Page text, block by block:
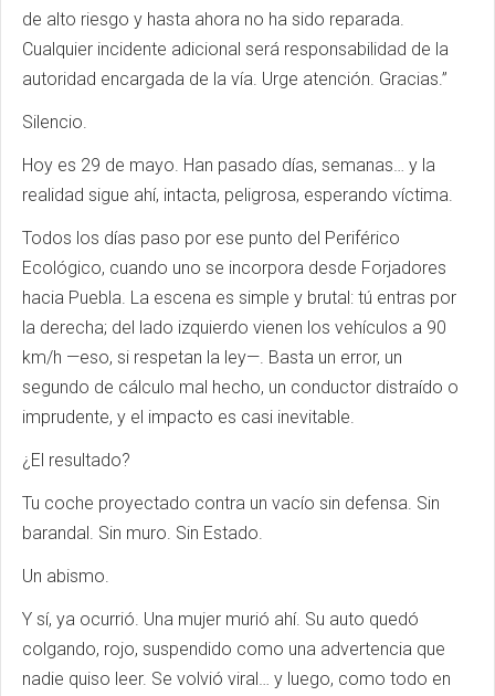
de alto riesgo y hasta ahora no ha sido reparada.
Cualquier incidente adicional será responsabilidad de la
autoridad encargada de la vía. Urge atención. Gracias.”
Silencio.
Hoy es 29 de mayo. Han pasado días, semanas… y la
realidad sigue ahí, intacta, peligrosa, esperando víctima.
Todos los días paso por ese punto del Periférico
Ecológico, cuando uno se incorpora desde Forjadores
hacia Puebla. La escena es simple y brutal: tú entras por
la derecha; del lado izquierdo vienen los vehículos a 90
km/h —eso, si respetan la ley—. Basta un error, un
segundo de cálculo mal hecho, un conductor distraído o
imprudente, y el impacto es casi inevitable.
¿El resultado?
Tu coche proyectado contra un vacío sin defensa. Sin
barandal. Sin muro. Sin Estado.
Un abismo.
Y sí, ya ocurrió. Una mujer murió ahí. Su auto quedó
colgando, rojo, suspendido como una advertencia que
nadie quiso leer. Se volvió viral… y luego, como todo en